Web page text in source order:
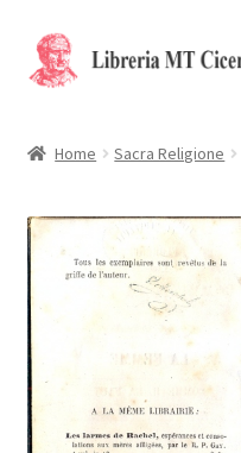
Vai
alla
Vai
al
La Storia
Contattaci
Cassa
Carrello
Home Sacra Religione